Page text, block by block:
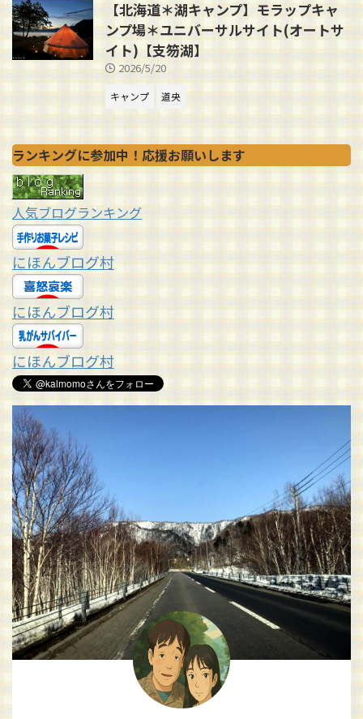
【北海道＊湖キャンプ】モラップキャ
ンプ場＊ユニバーサルサイト(オートサ
イト)【支笏湖】
2026/5/20
キャンプ 道央
ランキングに参加中！応援お願いします
人気ブログランキング
にほんブログ村
にほんブログ村
にほんブログ村